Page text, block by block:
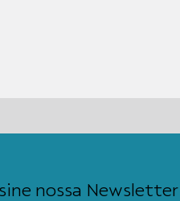
nossa Newsletter